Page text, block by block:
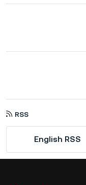
RSS
English RSS